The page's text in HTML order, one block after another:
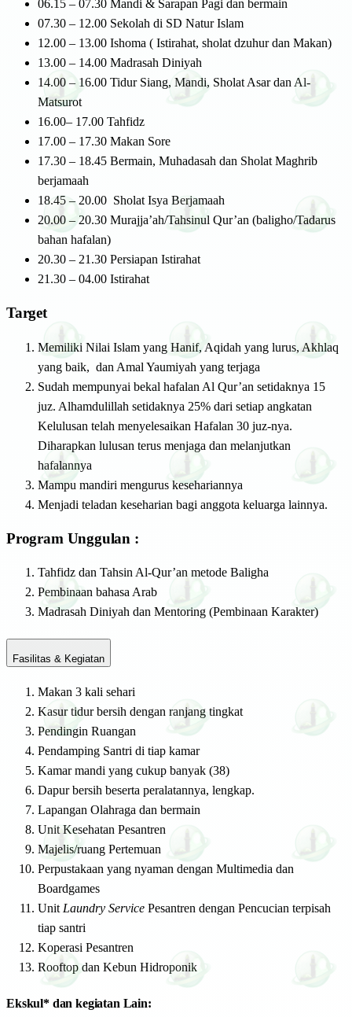
06.15 – 07.30 Mandi & Sarapan Pagi dan bermain
07.30 – 12.00 Sekolah di SD Natur Islam
12.00 – 13.00 Ishoma ( Istirahat, sholat dzuhur dan Makan)
13.00 – 14.00 Madrasah Diniyah
14.00 – 16.00 Tidur Siang, Mandi, Sholat Asar dan Al-
Matsurot
16.00– 17.00 Tahfidz
17.00 – 17.30 Makan Sore
17.30 – 18.45 Bermain, Muhadasah dan Sholat Maghrib
berjamaah
18.45 – 20.00 Sholat Isya Berjamaah
20.00 – 20.30 Murajja’ah/Tahsinul Qur’an (baligho/Tadarus
bahan hafalan)
20.30 – 21.30 Persiapan Istirahat
21.30 – 04.00 Istirahat
Target
Memiliki Nilai Islam yang Hanif, Aqidah yang lurus, Akhlaq
yang baik, dan Amal Yaumiyah yang terjaga
Sudah mempunyai bekal hafalan Al Qur’an setidaknya 15
juz. Alhamdulillah setidaknya 25% dari setiap angkatan
Kelulusan telah menyelesaikan Hafalan 30 juz-nya.
Diharapkan lulusan terus menjaga dan melanjutkan
hafalannya
Mampu mandiri mengurus kesehariannya
Menjadi teladan keseharian bagi anggota keluarga lainnya.
Program Unggulan :
Tahfidz dan Tahsin Al-Qur’an metode Baligha
Pembinaan bahasa Arab
Madrasah Diniyah dan Mentoring (Pembinaan Karakter)
Fasilitas & Kegiatan
Makan 3 kali sehari
Kasur tidur bersih dengan ranjang tingkat
Pendingin Ruangan
Pendamping Santri di tiap kamar
Kamar mandi yang cukup banyak (38)
Dapur bersih beserta peralatannya, lengkap.
Lapangan Olahraga dan bermain
Unit Kesehatan Pesantren
Majelis/ruang Pertemuan
Perpustakaan yang nyaman dengan Multimedia dan
Boardgames
Unit Laundry Service Pesantren dengan Pencucian terpisah
tiap santri
Koperasi Pesantren
Rooftop dan Kebun Hidroponik
Ekskul* dan kegiatan Lain: